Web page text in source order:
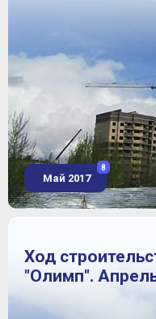
Май 2017
8
Ход
"Олимп".